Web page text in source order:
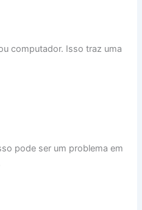
computador. Isso traz uma
pode ser um problema em